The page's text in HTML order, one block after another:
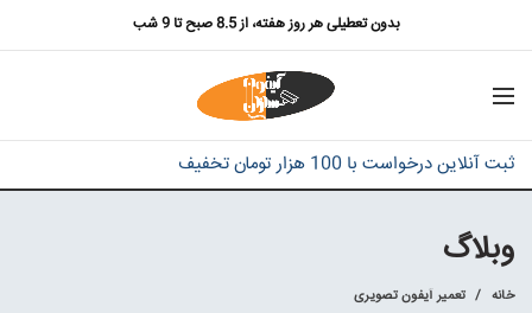
بدون تعطیلی هر روز هفته، از 8.5 صبح تا 9 شب
ثبت آنلاین درخواست با 100 هزار تومان تخفیف
وبلاگ
خانه تعمیر آیفون تصویری